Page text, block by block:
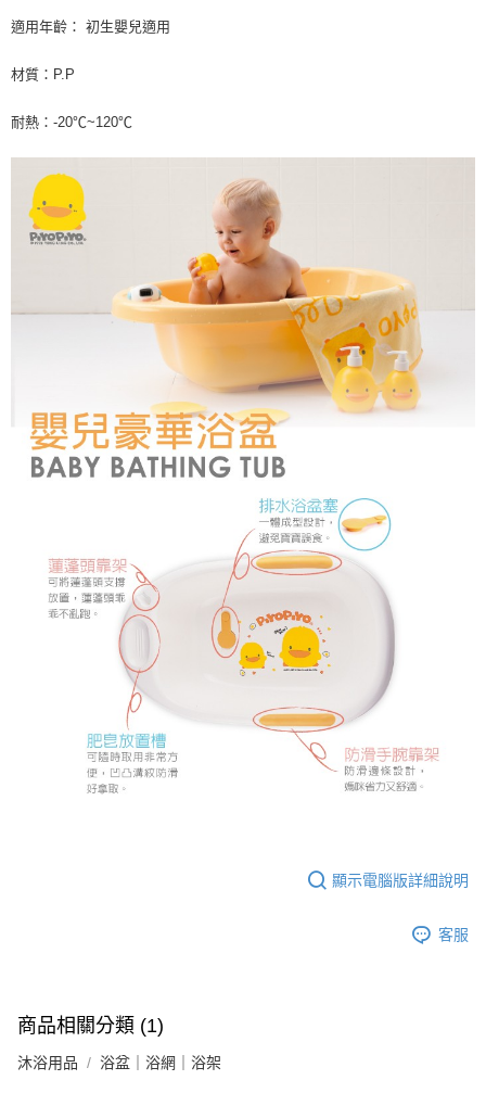
３．收到繳費通知簡訊後14天內，點擊此簡訊中的連結，可透過四大超商／
※ 請注意：結帳手續完成當下不需立刻繳費，但若您需要取消訂單，請聯絡
購買商品的店家。未經商家同意取消之訂單仍視為有效，需透過AFTEE先享
※ 交易是否成功請以「AFTEE先享後付 」之結帳頁面顯示為準，若有關於
【注意事項】
１．透過由恩沛科技股份有限公司提供之「AFTEE先享後付」服務完成之交
易，需依本服務之必要範圍內提供個人資料，並將交易相關給付款項請求債
權轉讓予恩沛科技股份有限公司。
２．關於個人資料處理事宜，請瀏覽以下網址：
https://aftee.tw/terms/#terms3
３．未成年的使用者請事先徵得法定代理人或監護人之同意方可使用
「AFTEE先享後付」，若未經同意申辦者引起之損失，本公司不負相關責
４．使用「AFTEE先享後付」時，將依據個別帳號之用戶狀況，依本公司即
時審查核予不同之上限額度；若仍有額度不足之情形，本公司將視審查結果
請求用戶進行身份認證。
５．嚴禁一人註冊多個帳號或使用他人資訊註冊。若發現惡意使用之情形，
恩沛科技股份有限公司將有權停止該用戶之使用額度並採取法律行動。
適用年齡： 初生嬰兒適用
材質：P.P
耐熱：-20℃~120℃
顯示電腦版詳細說明
客服
商品相關分類 (1)
沐浴用品 浴盆｜浴網｜浴架